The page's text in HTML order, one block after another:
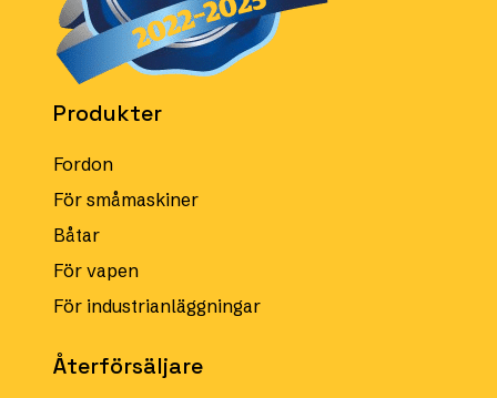
Produkter
Fordon
För småmaskiner
Båtar
För vapen
För industrianläggningar
Återförsäljare